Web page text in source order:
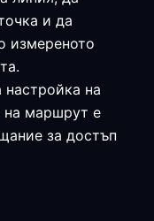
и да
измереното
настройка на
на маршрут е
за достъп